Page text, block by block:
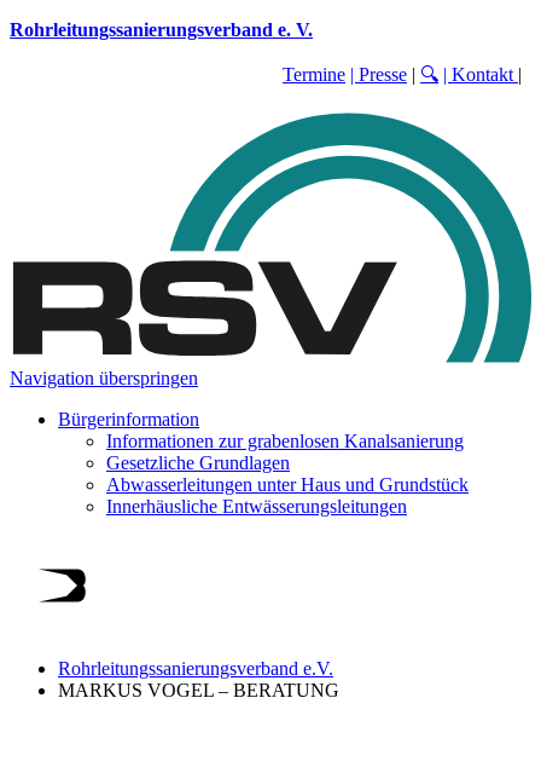
Rohrleitungssanierungsverband e. V.
Termine | Presse | 🔍 | Kontakt |
Navigation überspringen
Bürgerinformation
Informationen zur grabenlosen Kanalsanierung
Gesetzliche Grundlagen
Abwasserleitungen unter Haus und Grundstück
Innerhäusliche Entwässerungsleitungen
Rohrleitungssanierungsverband e.V.
MARKUS VOGEL – BERATUNG